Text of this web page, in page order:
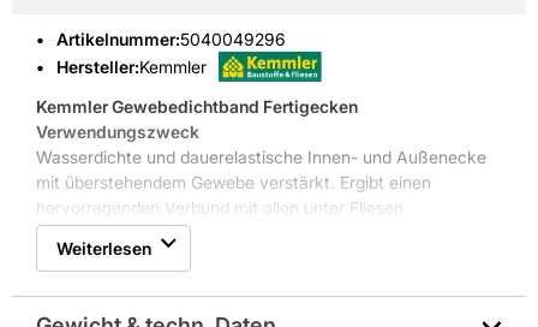
Artikelnummer:5040049296
Hersteller:Kemmler
Kemmler Gewebedichtband Fertigecken
Verwendungszweck
Wasserdichte und dauerelastische Innen- und Außenecke
mit überstehendem Gewebe verstärkt. Ergibt einen
hervorragenden Verbund mit allen unter Fliesen
eingesetzten Abdichtungsmaterialien, wie
Polymerdispersionen und mineralische flexible
Weiterlesen